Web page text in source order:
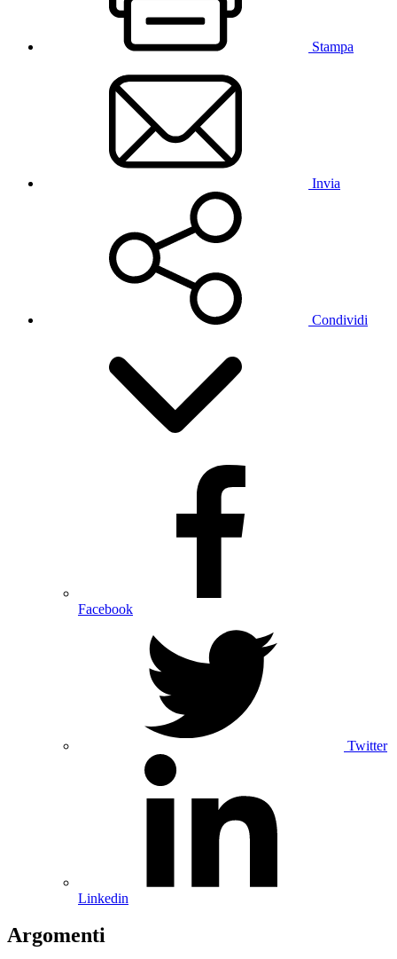
Stampa
Invia
Condividi
Facebook
Twitter
Linkedin
Argomenti